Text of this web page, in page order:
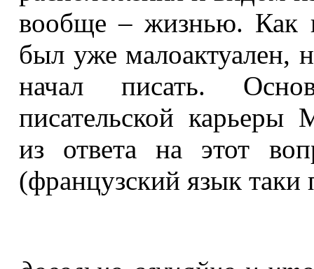
вообще – жизнью. Как
был уже малоактуален,
начал писать.
писательской карьеры
из ответа на этот
(французский язык таки